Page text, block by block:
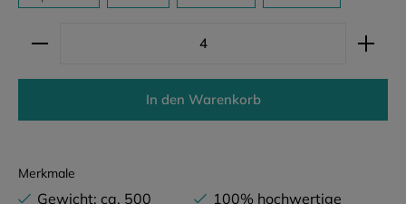
Produkt Anzahl: Gib den gewünschten Wert ein
In den Warenkorb
Merkmale
Gewicht: ca. 500
100% hochwertige